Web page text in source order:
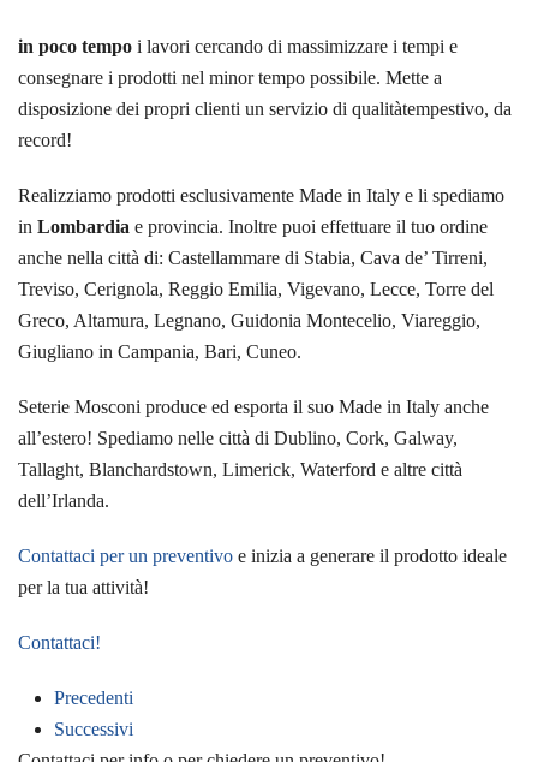
in poco tempo i lavori cercando di massimizzare i tempi e
consegnare i prodotti nel minor tempo possibile. Mette a
disposizione dei propri clienti un servizio di qualitàtempestivo, da
record!
Realizziamo prodotti esclusivamente Made in Italy e li spediamo
in Lombardia e provincia. Inoltre puoi effettuare il tuo ordine
anche nella città di: Castellammare di Stabia, Cava de’ Tirreni,
Treviso, Cerignola, Reggio Emilia, Vigevano, Lecce, Torre del
Greco, Altamura, Legnano, Guidonia Montecelio, Viareggio,
Giugliano in Campania, Bari, Cuneo.
Seterie Mosconi produce ed esporta il suo Made in Italy anche
all’estero! Spediamo nelle città di Dublino, Cork, Galway,
Tallaght, Blanchardstown, Limerick, Waterford e altre città
dell’Irlanda.
Contattaci per un preventivo e inizia a generare il prodotto ideale
per la tua attività!
Contattaci!
Precedenti
Successivi